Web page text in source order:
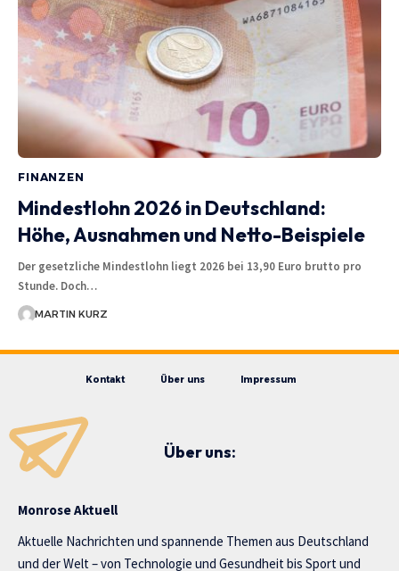
FINANZEN
Mindestlohn 2026 in Deutschland:
Höhe, Ausnahmen und Netto-Beispiele
Der gesetzliche Mindestlohn liegt 2026 bei 13,90 Euro brutto pro
Stunde. Doch…
MARTIN KURZ
Kontakt Über uns Impressum
Über uns:
Monrose Aktuell
Aktuelle Nachrichten und spannende Themen aus Deutschland
und der Welt – von Technologie und Gesundheit bis Sport und